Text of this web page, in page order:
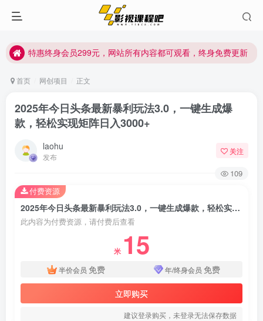
特惠终身会员299元，网站所有内容都可观看，终身免费更新
特惠终身会员299元，网站所有内容都可观看，终身免费更新
首页 网创项目 正文
2025年今日头条最新暴利玩法3.0，一键生成爆
款，轻松实现矩阵日入3000+
laohu
发布
关注
109
2025年今日头条最新暴利玩法3.0，一键生成爆款，轻松实现矩阵日入3000+
此内容为付费资源，请付费后查看
米 15
半价会员 免费 年/终身会员 免费
立即购买
建议登录购买，未登录无法保存数据
付费资源